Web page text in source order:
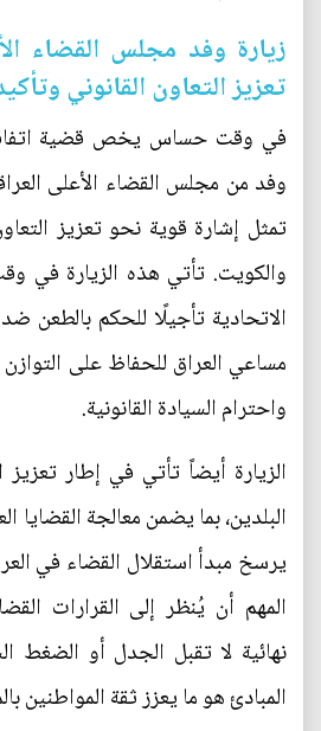
زيارة وفد مجلس القضاء
تعزيز التعاون القانوني
في وقت حساس يخص قضية
وفد من مجلس القضاء الأعلى
تمثل إشارة قوية نحو تعزيز
والكويت. تأتي هذه الزيارة في
الاتحادية تأجيلًا للحكم بالطعن
مساعي العراق للحفاظ على التوازن
واحترام السيادة القانونية.
الزيارة أيضاً تأتي في إطار تعزيز
البلدين، بما يضمن معالجة القضايا
يرسخ مبدأ استقلال القضاء في
المهم أن يُنظر إلى القرارات
نهائية لا تقبل الجدل أو الضغط
المبادئ هو ما يعزز ثقة المواطنين